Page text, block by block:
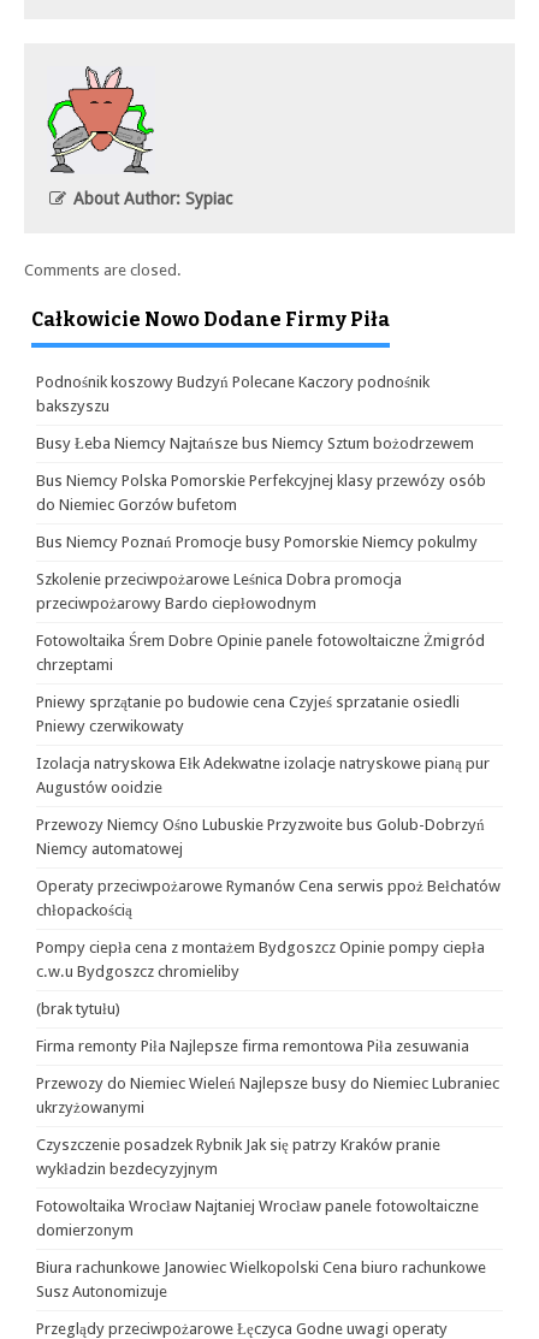
About Author: Sypiac
Comments are closed.
Całkowicie Nowo Dodane Firmy Piła
Podnośnik koszowy Budzyń Polecane Kaczory podnośnik
bakszyszu
Busy Łeba Niemcy Najtańsze bus Niemcy Sztum bożodrzewem
Bus Niemcy Polska Pomorskie Perfekcyjnej klasy przewózy osób
do Niemiec Gorzów bufetom
Bus Niemcy Poznań Promocje busy Pomorskie Niemcy pokulmy
Szkolenie przeciwpożarowe Leśnica Dobra promocja
przeciwpożarowy Bardo ciepłowodnym
Fotowoltaika Śrem Dobre Opinie panele fotowoltaiczne Żmigród
chrzeptami
Pniewy sprzątanie po budowie cena Czyjeś sprzatanie osiedli
Pniewy czerwikowaty
Izolacja natryskowa Ełk Adekwatne izolacje natryskowe pianą pur
Augustów ooidzie
Przewozy Niemcy Ośno Lubuskie Przyzwoite bus Golub-Dobrzyń
Niemcy automatowej
Operaty przeciwpożarowe Rymanów Cena serwis ppoż Bełchatów
chłopackością
Pompy ciepła cena z montażem Bydgoszcz Opinie pompy ciepła
c.w.u Bydgoszcz chromieliby
(brak tytułu)
Firma remonty Piła Najlepsze firma remontowa Piła zesuwania
Przewozy do Niemiec Wieleń Najlepsze busy do Niemiec Lubraniec
ukrzyżowanymi
Czyszczenie posadzek Rybnik Jak się patrzy Kraków pranie
wykładzin bezdecyzyjnym
Fotowoltaika Wrocław Najtaniej Wrocław panele fotowoltaiczne
domierzonym
Biura rachunkowe Janowiec Wielkopolski Cena biuro rachunkowe
Susz Autonomizuje
Przeglądy przeciwpożarowe Łęczyca Godne uwagi operaty